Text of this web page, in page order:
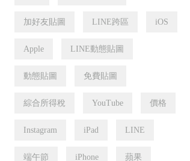
加好友貼圖 LINE跨區 iOS
Apple LINE動態貼圖
動態貼圖 免費貼圖
綜合所得稅 YouTube 價格
Instagram iPad LINE
端午節 iPhone 蘋果